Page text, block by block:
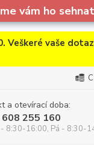
vám ho
vaše
a otevírací doba:
255 160
8:30-16:00, Pá - 8:30-